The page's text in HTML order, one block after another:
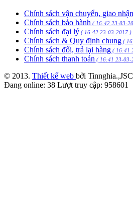
Chính sách vận chuyển, giao nhận
Chính sách bảo hành ( 16:42 23-03-
Chính sách đại lý ( 16:42 23-03-2017 )
Chính sách & Quy định chung (
Chính sách đổi, trả lại hàng ( 16:41
Chính sách thanh toán ( 16:41 23-03-
© 2013. Thiết kế web bởi Tinnghia.,JSC
Đang online: 38 Lượt truy cập: 958601